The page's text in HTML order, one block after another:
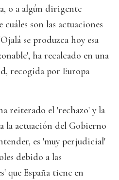
o a algún dirigente
son las actuaciones
se produzca hoy esa
ha recalcado en una
recogida por Europa
reiterado el 'rechazo' y la
la actuación del Gobierno
es 'muy perjudicial'
debido a las
que España tiene en